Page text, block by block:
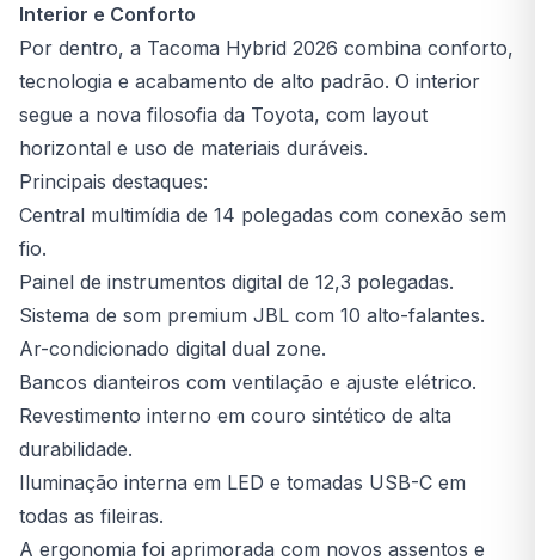
Interior e Conforto
Por dentro, a Tacoma Hybrid 2026 combina conforto,
tecnologia e acabamento de alto padrão. O interior
segue a nova filosofia da Toyota, com layout
horizontal e uso de materiais duráveis.
Principais destaques:
Central multimídia de 14 polegadas com conexão sem
fio.
Painel de instrumentos digital de 12,3 polegadas.
Sistema de som premium JBL com 10 alto-falantes.
Ar-condicionado digital dual zone.
Bancos dianteiros com ventilação e ajuste elétrico.
Revestimento interno em couro sintético de alta
durabilidade.
Iluminação interna em LED e tomadas USB-C em
todas as fileiras.
A ergonomia foi aprimorada com novos assentos e